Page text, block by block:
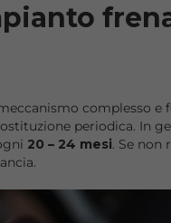
complesso e
periodica. In
20 – 24 mesi. Se non